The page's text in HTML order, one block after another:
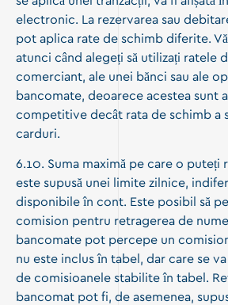
electronic. La rezervarea sau
pot aplica rate de schimb diferite.
atunci când alegeți să utilizați ratele
comerciant, ale unei bănci sau ale
bancomate, deoarece acestea sunt
competitive decât rata de schimb a
carduri.
6.10. Suma maximă pe care o puteți
este supusă unei limite zilnice,
disponibile în cont. Este posibil să
comision pentru retragerea de
bancomate pot percepe un
nu este inclus în tabel, dar care se
de comisioanele stabilite în tabel.
bancomat pot fi, de asemenea,